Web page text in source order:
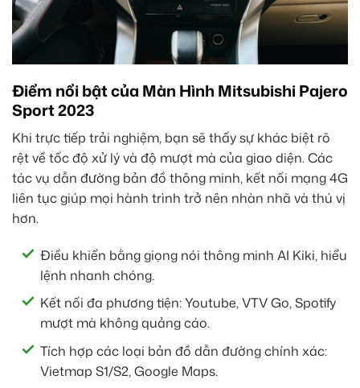
Điểm nổi bật của Màn Hình Mitsubishi Pajero
Sport 2023
Khi trực tiếp trải nghiệm, bạn sẽ thấy sự khác biệt rõ
rệt về tốc độ xử lý và độ mượt mà của giao diện. Các
tác vụ dẫn đường bản đồ thông minh, kết nối mạng 4G
liên tục giúp mọi hành trình trở nên nhàn nhã và thú vị
hơn.
Điều khiển bằng giọng nói thông minh AI Kiki, hiểu
lệnh nhanh chóng.
Kết nối đa phương tiện: Youtube, VTV Go, Spotify
mượt mà không quảng cáo.
Tích hợp các loại bản đồ dẫn đường chính xác:
Vietmap S1/S2, Google Maps.